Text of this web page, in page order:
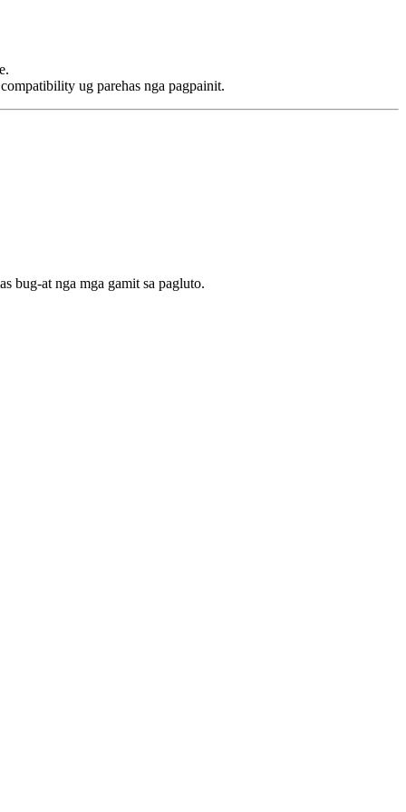
ug parehas nga pagpainit.
bug-at nga mga gamit sa pagluto.